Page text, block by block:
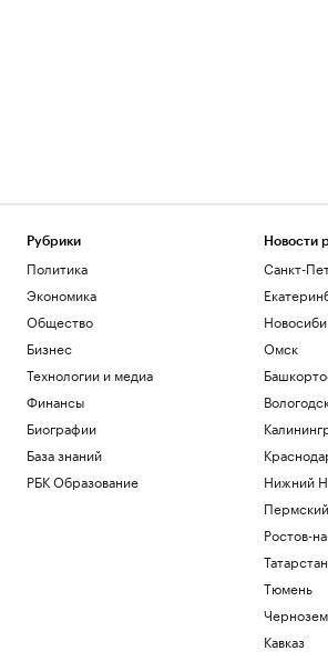
Рубрики
Политика
Экономика
Общество
Бизнес
Технологии и медиа
Финансы
Биографии
База знаний
РБК Образование
Новости
Санкт-
Омск
Нижний
Ростов-
Татарстан
Тюмень
Кавказ